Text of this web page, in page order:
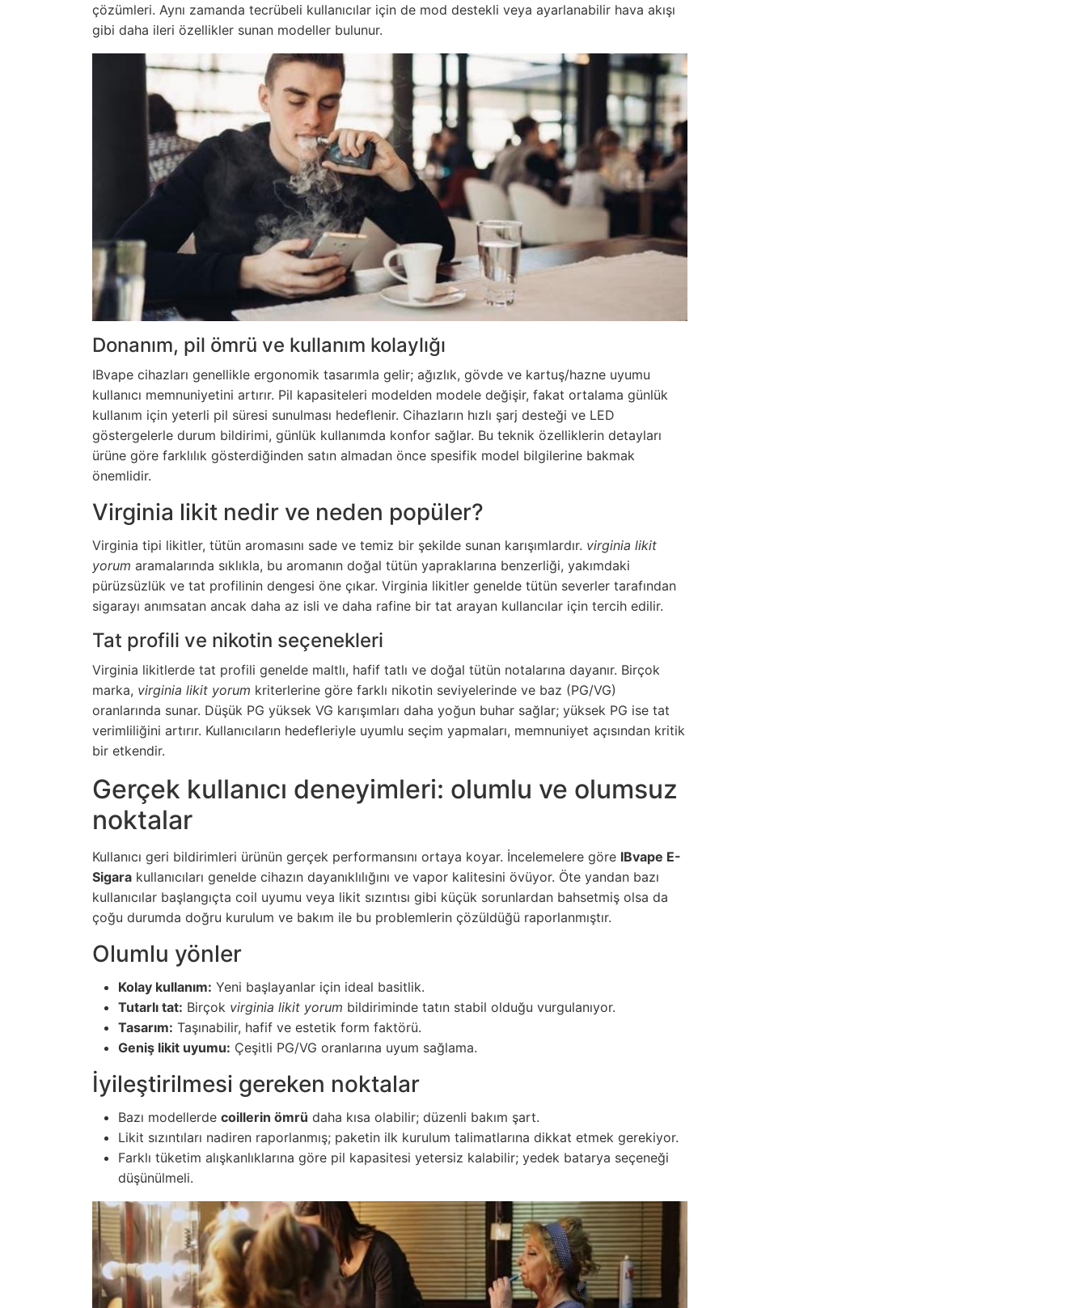
çözümleri. Aynı zamanda tecrübeli kullanıcılar için de mod destekli veya ayarlanabilir hava akışı
gibi daha ileri özellikler sunan modeller bulunur.
Donanım, pil ömrü ve kullanım kolaylığı
IBvape cihazları genellikle ergonomik tasarımla gelir; ağızlık, gövde ve kartuş/hazne uyumu
kullanıcı memnuniyetini artırır. Pil kapasiteleri modelden modele değişir, fakat ortalama günlük
kullanım için yeterli pil süresi sunulması hedeflenir. Cihazların hızlı şarj desteği ve LED
göstergelerle durum bildirimi, günlük kullanımda konfor sağlar. Bu teknik özelliklerin detayları
ürüne göre farklılık gösterdiğinden satın almadan önce spesifik model bilgilerine bakmak
önemlidir.
Virginia likit nedir ve neden popüler?
Virginia tipi likitler, tütün aromasını sade ve temiz bir şekilde sunan karışımlardır. virginia likit
yorum aramalarında sıklıkla, bu aromanın doğal tütün yapraklarına benzerliği, yakımdaki
pürüzsüzlük ve tat profilinin dengesi öne çıkar. Virginia likitler genelde tütün severler tarafından
sigarayı anımsatan ancak daha az isli ve daha rafine bir tat arayan kullancılar için tercih edilir.
Tat profili ve nikotin seçenekleri
Virginia likitlerde tat profili genelde maltlı, hafif tatlı ve doğal tütün notalarına dayanır. Birçok
marka, virginia likit yorum kriterlerine göre farklı nikotin seviyelerinde ve baz (PG/VG)
oranlarında sunar. Düşük PG yüksek VG karışımları daha yoğun buhar sağlar; yüksek PG ise tat
verimliliğini artırır. Kullanıcıların hedefleriyle uyumlu seçim yapmaları, memnuniyet açısından kritik
bir etkendir.
Gerçek kullanıcı deneyimleri: olumlu ve olumsuz
noktalar
Kullanıcı geri bildirimleri ürünün gerçek performansını ortaya koyar. İncelemelere göre IBvape E-
Sigara kullanıcıları genelde cihazın dayanıklılığını ve vapor kalitesini övüyor. Öte yandan bazı
kullanıcılar başlangıçta coil uyumu veya likit sızıntısı gibi küçük sorunlardan bahsetmiş olsa da
çoğu durumda doğru kurulum ve bakım ile bu problemlerin çözüldüğü raporlanmıştır.
Olumlu yönler
Kolay kullanım: Yeni başlayanlar için ideal basitlik.
Tutarlı tat: Birçok virginia likit yorum bildiriminde tatın stabil olduğu vurgulanıyor.
Tasarım: Taşınabilir, hafif ve estetik form faktörü.
Geniş likit uyumu: Çeşitli PG/VG oranlarına uyum sağlama.
İyileştirilmesi gereken noktalar
Bazı modellerde coillerin ömrü daha kısa olabilir; düzenli bakım şart.
Likit sızıntıları nadiren raporlanmış; paketin ilk kurulum talimatlarına dikkat etmek gerekiyor.
Farklı tüketim alışkanlıklarına göre pil kapasitesi yetersiz kalabilir; yedek batarya seçeneği
düşünülmeli.